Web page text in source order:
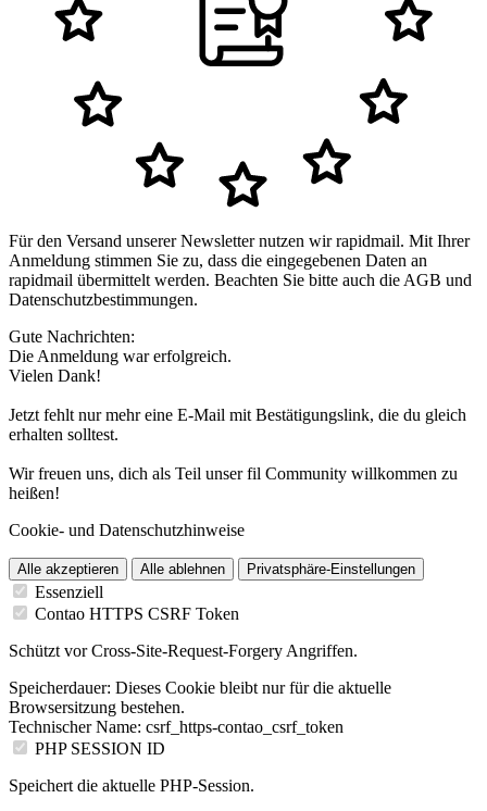
Für den Versand unserer Newsletter nutzen wir rapidmail. Mit Ihrer
Anmeldung stimmen Sie zu, dass die eingegebenen Daten an
rapidmail übermittelt werden. Beachten Sie bitte auch die AGB und
Datenschutzbestimmungen.
Gute Nachrichten:
Die Anmeldung war erfolgreich.
Vielen Dank!
Jetzt fehlt nur mehr eine E-Mail mit Bestätigungslink, die du gleich
erhalten solltest.
Wir freuen uns, dich als Teil unser fil Community willkommen zu
heißen!
Cookie- und Datenschutzhinweise
Alle akzeptieren Alle ablehnen Privatsphäre-Einstellungen
Essenziell
Contao HTTPS CSRF Token
Schützt vor Cross-Site-Request-Forgery Angriffen.
Speicherdauer: Dieses Cookie bleibt nur für die aktuelle
Browsersitzung bestehen.
Technischer Name: csrf_https-contao_csrf_token
PHP SESSION ID
Speichert die aktuelle PHP-Session.